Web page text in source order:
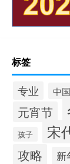
标签
专业 中国
元宵节
孩子 宋
攻略 新